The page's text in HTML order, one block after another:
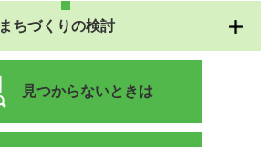
まちづくりの検討
見つからないときは